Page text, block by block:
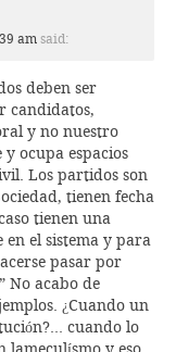
am said:
deben ser
candidatos,
y no nuestro
ocupa espacios
Los partidos son
tienen fecha
tienen una
el sistema y para
pasar por
No acabo de
¿Cuando un
cuando lo